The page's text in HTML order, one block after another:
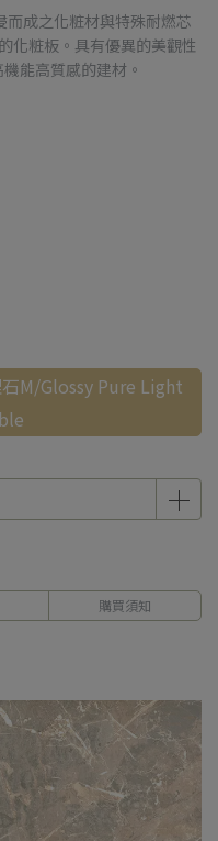
成之化粧材與特殊耐燃芯
化粧板。具有優異的美觀性
能高質感的建材。
M/Glossy Pure Light
購買須知